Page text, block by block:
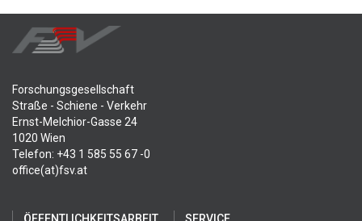
Forschungsgesellschaft
Straße - Schiene - Verkehr
Ernst-Melchior-Gasse 24
1020 Wien
Telefon: +43 1 585 55 67 -0
office(at)fsv.at